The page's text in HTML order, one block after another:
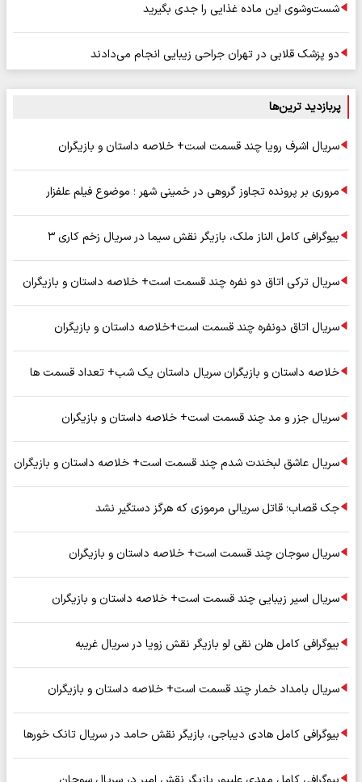
شست‌وشوی این ماده غذایی را جدی بگیرید
دو پزشک قلابی در تهران جراحی زیبایی انجام می‌دادند
پربازدید ترین‌ها
سریال اشرف رویا چند قسمت است+ خلاصه داستان و بازیگران
مروری بر پرونده تجاوز گروهی در خمینی شهر ؛ موضوع فیلم علفزار
بیوگرافی کامل الناز ملک، بازیگر نقش سیما در سریال زخم کاری ۳
سریال ترکی اتاق دو نفره چند قسمت است+ خلاصه داستان و بازیگران
سریال اتاق دونفره چند قسمت است+خلاصه داستان و بازیگران
خلاصه داستان و بازیگران سریال داستان یک شب+ تعداد قسمت ها
سریال جزر و مد چند قسمت است+ خلاصه داستان و بازیگران
سریال عاشق لبخندت شدم چند قسمت است+ خلاصه داستان و بازیگران
جک قصاب؛ قاتل سریالی مرموزی که هرگز دستگیر نشد
سریال سوجان چند قسمت است+ خلاصه داستان و بازیگران
سریال اسیر زیبایی چند قسمت است+ خلاصه داستان و بازیگران
بیوگرافی کامل هلن نقی لو بازیگر نقش زویا در سریال غریبه
سریال بامداد خمار چند قسمت است+ خلاصه داستان و بازیگران
بیوگرافی کامل هادی دیباجی، بازیگر نقش حامد در سریال تانک خورها